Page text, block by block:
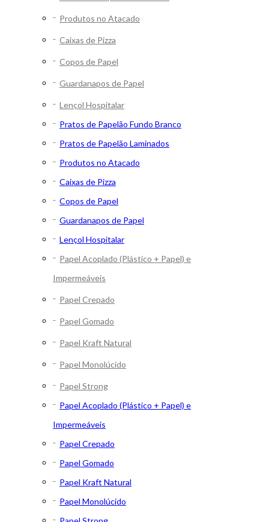
Produtos no Atacado
Caixas de Pizza
Copos de Papel
Guardanapos de Papel
Lençol Hospitalar
Pratos de Papelão Fundo Branco
Pratos de Papelão Laminados
Produtos no Atacado
Caixas de Pizza
Copos de Papel
Guardanapos de Papel
Lençol Hospitalar
Papel Acoplado (Plástico + Papel) e
Impermeáveis
Papel Crepado
Papel Gomado
Papel Kraft Natural
Papel Monolúcido
Papel Strong
Papel Acoplado (Plástico + Papel) e
Impermeáveis
Papel Crepado
Papel Gomado
Papel Kraft Natural
Papel Monolúcido